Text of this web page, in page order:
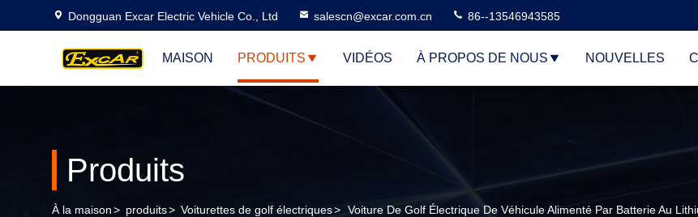
Dongguan Excar Electric Vehicle Co., Ltd salescn@excar.com.cn 86--13546943585
MAISON PRODUITS VIDÉOS À PROPOS DE NOUS NOUVELLES
Produits
À la maison> produits> Voiturettes de golf électriques> Voiture De Golf Électrique De Véhicule Alimenté Par Batterie Au